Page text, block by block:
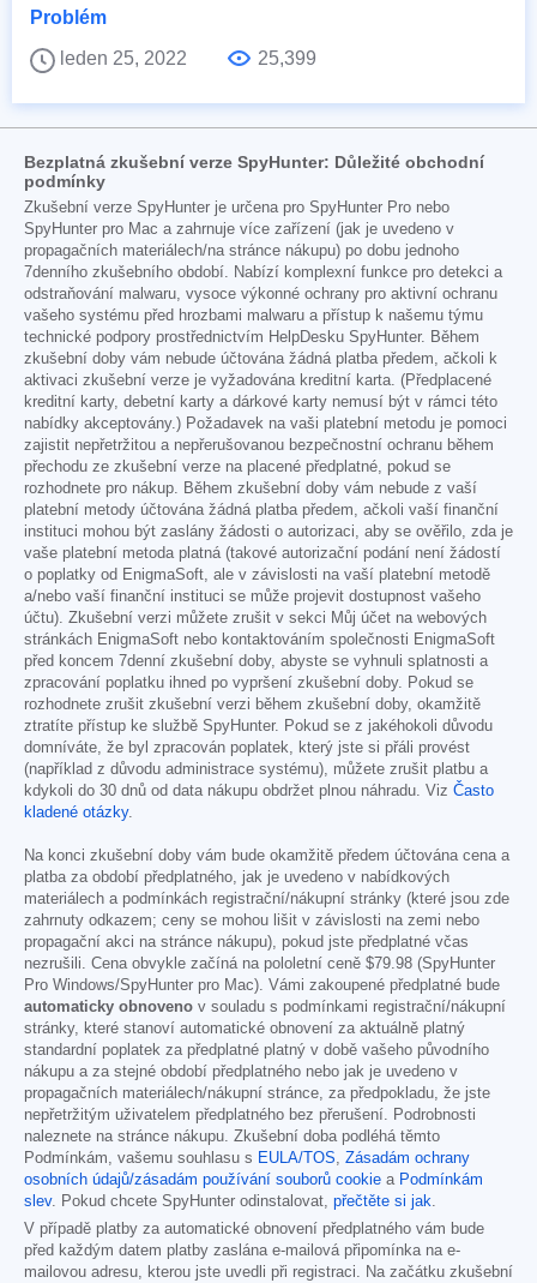
Problém
leden 25, 2022
25,399
Bezplatná zkušební verze SpyHunter: Důležité obchodní
podmínky
Zkušební verze SpyHunter je určena pro SpyHunter Pro nebo
SpyHunter pro Mac a zahrnuje více zařízení (jak je uvedeno v
propagačních materiálech/na stránce nákupu) po dobu jednoho
7denního zkušebního období. Nabízí komplexní funkce pro detekci a
odstraňování malwaru, vysoce výkonné ochrany pro aktivní ochranu
vašeho systému před hrozbami malwaru a přístup k našemu týmu
technické podpory prostřednictvím HelpDesku SpyHunter. Během
zkušební doby vám nebude účtována žádná platba předem, ačkoli k
aktivaci zkušební verze je vyžadována kreditní karta. (Předplacené
kreditní karty, debetní karty a dárkové karty nemusí být v rámci této
nabídky akceptovány.) Požadavek na vaši platební metodu je pomoci
zajistit nepřetržitou a nepřerušovanou bezpečnostní ochranu během
přechodu ze zkušební verze na placené předplatné, pokud se
rozhodnete pro nákup. Během zkušební doby vám nebude z vaší
platební metody účtována žádná platba předem, ačkoli vaší finanční
instituci mohou být zaslány žádosti o autorizaci, aby se ověřilo, zda je
vaše platební metoda platná (takové autorizační podání není žádostí
o poplatky od EnigmaSoft, ale v závislosti na vaší platební metodě
a/nebo vaší finanční instituci se může projevit dostupnost vašeho
účtu). Zkušební verzi můžete zrušit v sekci Můj účet na webových
stránkách EnigmaSoft nebo kontaktováním společnosti EnigmaSoft
před koncem 7denní zkušební doby, abyste se vyhnuli splatnosti a
zpracování poplatku ihned po vypršení zkušební doby. Pokud se
rozhodnete zrušit zkušební verzi během zkušební doby, okamžitě
ztratíte přístup ke službě SpyHunter. Pokud se z jakéhokoli důvodu
domníváte, že byl zpracován poplatek, který jste si přáli provést
(například z důvodu administrace systému), můžete zrušit platbu a
kdykoli do 30 dnů od data nákupu obdržet plnou náhradu. Viz Často
kladené otázky.
Na konci zkušební doby vám bude okamžitě předem účtována cena a
platba za období předplatného, jak je uvedeno v nabídkových
materiálech a podmínkách registrační/nákupní stránky (které jsou zde
zahrnuty odkazem; ceny se mohou lišit v závislosti na zemi nebo
propagační akci na stránce nákupu), pokud jste předplatné včas
nezrušili. Cena obvykle začíná na pololetní ceně $79.98 (SpyHunter
Pro Windows/SpyHunter pro Mac). Vámi zakoupené předplatné bude
automaticky obnoveno v souladu s podmínkami registrační/nákupní
stránky, které stanoví automatické obnovení za aktuálně platný
standardní poplatek za předplatné platný v době vašeho původního
nákupu a za stejné období předplatného nebo jak je uvedeno v
propagačních materiálech/nákupní stránce, za předpokladu, že jste
nepřetržitým uživatelem předplatného bez přerušení. Podrobnosti
naleznete na stránce nákupu. Zkušební doba podléhá těmto
Podmínkám, vašemu souhlasu s EULA/TOS, Zásadám ochrany
osobních údajů/zásadám používání souborů cookie a Podmínkám
slev. Pokud chcete SpyHunter odinstalovat, přečtěte si jak.
V případě platby za automatické obnovení předplatného vám bude
před každým datem platby zaslána e-mailová připomínka na e-
mailovou adresu, kterou jste uvedli při registraci. Na začátku zkušební